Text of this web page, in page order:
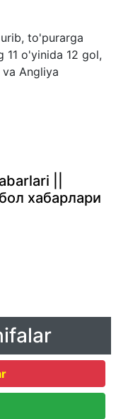
to'purarga
11 o'yinida 12 gol,
Angliya
||
хабарлари